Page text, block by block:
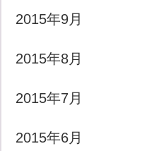
2015年9月
2015年8月
2015年7月
2015年6月